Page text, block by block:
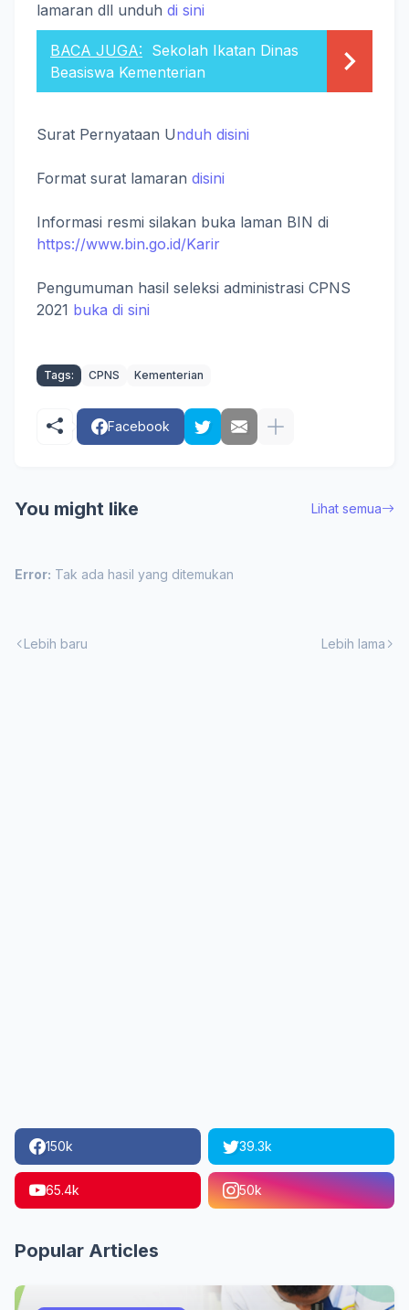
lamaran dll unduh di sini
BACA JUGA: Sekolah Ikatan Dinas
Beasiswa Kementerian
Surat Pernyataan Unduh disini
Format surat lamaran disini
Informasi resmi silakan buka laman BIN di
https://www.bin.go.id/Karir
Pengumuman hasil seleksi administrasi CPNS
2021 buka di sini
Tags: CPNS Kementerian
Facebook
You might like Lihat semua
Error: Tak ada hasil yang ditemukan
Lebih baru Lebih lama
150k 39.3k
65.4k 50k
Popular Articles